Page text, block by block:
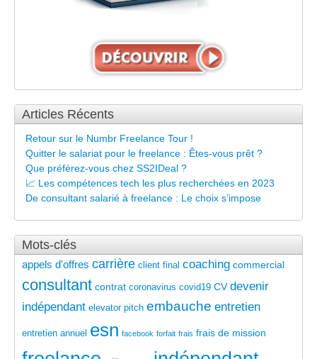
Articles Récents
Retour sur le Numbr Freelance Tour !
Quitter le salariat pour le freelance : Êtes-vous prêt ?
Que préférez-vous chez SS2IDeal ?
📈 Les compétences tech les plus recherchées en 2023
De consultant salarié à freelance : Le choix s’impose
Mots-clés
appels d'offres carrière client final coaching commercial
consultant contrat coronavirus covid19 CV devenir
indépendant elevator pitch embauche entretien
entretien annuel esn facebook forfait frais frais de mission